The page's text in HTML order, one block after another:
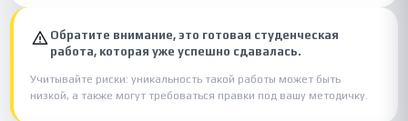
Обратите внимание, это готовая студенческая
работа, которая уже успешно сдавалась.
Учитывайте риски: уникальность такой работы может быть
низкой, а также могут требоваться правки под вашу методичку.